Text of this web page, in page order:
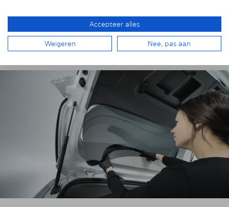
Verwijder de beschermfolie van het eerste
Accepteer alles
Weigeren Nee, pas aan